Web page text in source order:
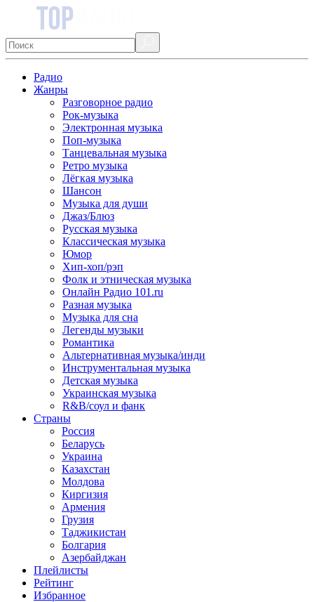
Радио
Жанры
Разговорное радио
Рок-музыка
Электронная музыка
Поп-музыка
Танцевальная музыка
Ретро музыка
Лёгкая музыка
Шансон
Музыка для души
Джаз/Блюз
Русская музыка
Классическая музыка
Юмор
Хип-хоп/рэп
Фолк и этническая музыка
Онлайн Радио 101.ru
Разная музыка
Музыка для сна
Легенды музыки
Романтика
Альтернативная музыка/инди
Инструментальная музыка
Детская музыка
Украинская музыка
R&B/cоул и фанк
Страны
Россия
Беларусь
Украина
Казахстан
Молдова
Киргизия
Армения
Грузия
Таджикистан
Болгария
Азербайджан
Плейлисты
Рейтинг
Избранное